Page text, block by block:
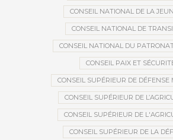
CONSEIL NATIONAL DE LA
CONSEIL NATIONAL DE
CONSEIL NATIONAL DU
CONSEIL PAIX ET
CONSEIL SUPÉRIEUR DE DÉFENSE
CONSEIL SUPÉRIEUR DE
CONSEIL SUPÉRIEUR DE
CONSEIL SUPÉRIEUR DE LA